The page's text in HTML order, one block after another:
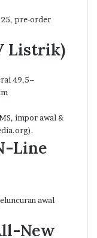
pre-order
Listrik)
49,5–
impor awal &
Line
awal
New